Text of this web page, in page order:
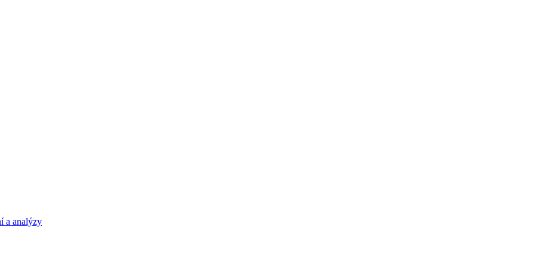
a analýzy